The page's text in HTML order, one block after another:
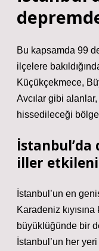
Bu kapsamda 99
ilçelere
Küçükçekmece,
Avcılar gibi
hissedileceği
iller
İstanbul’un en
Karadeniz
büyüklüğünde bir
İstanbul’un her